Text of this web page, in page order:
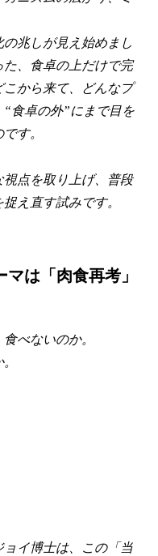
兆しが見え始めまし
、食卓の上だけで完
から来て、どんなプ
食卓の外”にまで目を
す。
点を取り上げ、普段
え直す試みです。
は「肉食再考」
べないのか。
イ博士は、この「当